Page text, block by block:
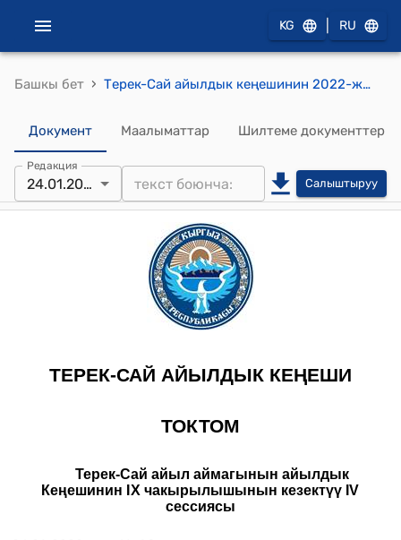
KG RU
Башкы бет › Терек-Сай айылдык кеңешинин 2022-жылдын 24-январындагы № 16 “Ай-Нуру”м.ч.б.б. уюмунун жаны ачылуучу кенже тайпасына керектүү буюмдарды алып берүү жана тамак бышыруучу комфорный плитасын ондотуу жөнүндө" токтому
Документ Маалыматтар Шилтеме документтер
Редакция
24.01.2022 Салыштыруу